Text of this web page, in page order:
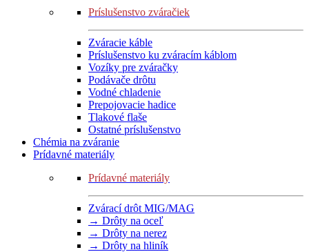
Príslušenstvo zváračiek
Zváracie káble
Príslušenstvo ku zváracím káblom
Vozíky pre zváračky
Podávače drôtu
Vodné chladenie
Prepojovacie hadice
Tlakové flaše
Ostatné príslušenstvo
Chémia na zváranie
Prídavné materiály
Prídavné materiály
Zvárací drôt MIG/MAG
→ Drôty na oceľ
→ Drôty na nerez
→ Drôty na hliník